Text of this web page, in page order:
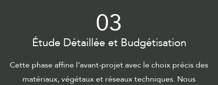
03
Étude Détaillée et Budgétisation
Cette phase affine l’avant-projet avec le choix précis des
matériaux, végétaux et réseaux techniques. Nous